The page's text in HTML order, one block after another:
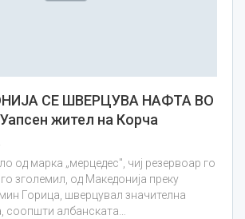
СЕ ШВЕРЦУВА НАФТА ВО
жител на Корча
од марка „мерцедес", чиј резервоар го
зголемил, од Македонија преку
Горица, шверцувал значителна
соопшти албанската…